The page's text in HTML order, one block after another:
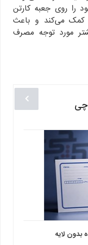
را روی جعبه کارتن
کمک می‌کند و باعث
مورد توجه مصرف
چی